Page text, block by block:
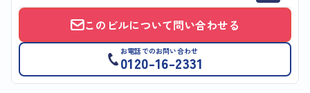
このビルについて問い合わせる
お電話でのお問い合わせ
0120-16-2331